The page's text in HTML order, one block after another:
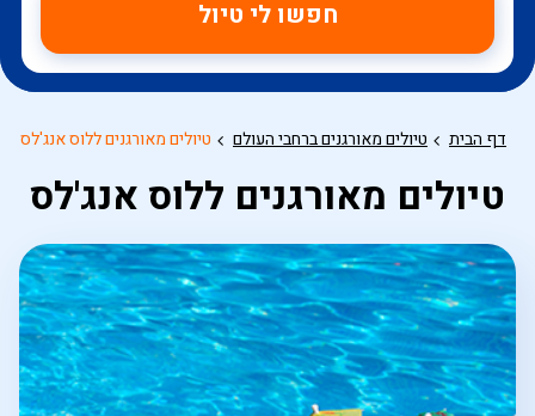
חפשו לי טיול
דף הבית טיולים מאורגנים ברחבי העולם טיולים מאורגנים ללוס אנג'לס
טיולים מאורגנים ללוס אנג'לס